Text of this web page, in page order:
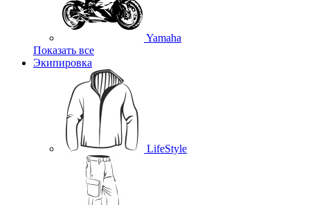
Yamaha
Показать все
Экипировка
LifeStyle